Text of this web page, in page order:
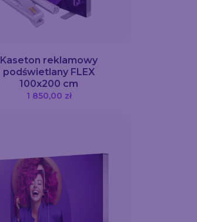
Kaseton reklamowy
podświetlany FLEX
100x200 cm
1 850,00 zł